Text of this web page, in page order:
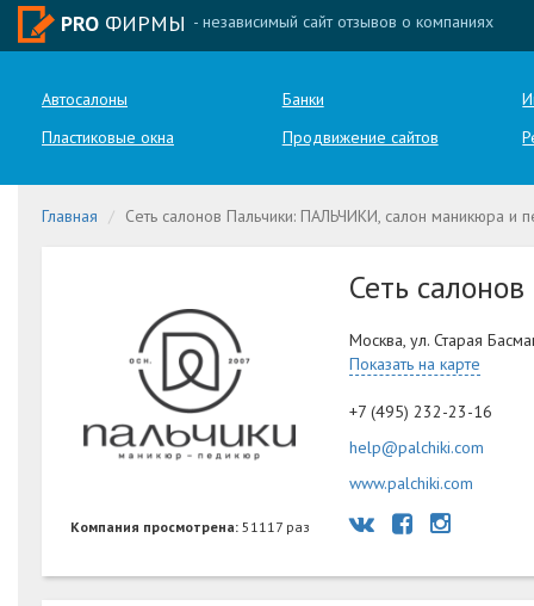
PRO ФИРМЫ - независимый сайт отзывов о компаниях
Автосалоны Банки
Пластиковые окна
Продвижение сайтов
Главная Сеть салонов Пальчики: ПАЛЬЧИКИ, салон маникюра и
Компания просмотрена: 51117 раз
Сеть
Москва, ул. Старая
Показать на карте
+7 (495) 232-23-16
help@palchiki.com
www.palchiki.com